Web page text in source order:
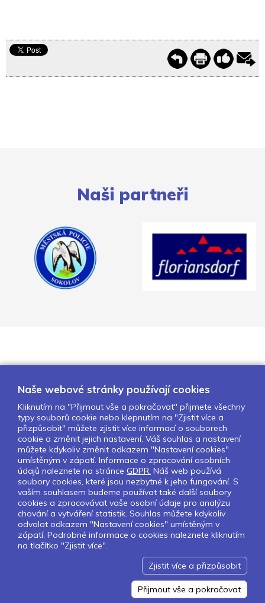
Naši partneři
O nás Naše projekty
Pro školy
Partneři
Kontakty
GDPR
Nastavení cookies
Sledujte nás:
Pokud chcete dostávat pravidelný
Newsletter klikněte
Smartware s.r.o. Redakční systém MultiCMS
Naše webové stránky používají cookies
Kliknutím na "Přijmout vše a pokračovat" přijmete všechny
typy souborů cookie nebo klepnutím na "Zjistit více a
přizpůsobit" můžete zjistit více informací o souborech
cookie a změnit jejich nastavení. Váš souhlas a nastavení
můžete kdykoliv změnit odkazem "Nastavení cookies"
umístěným v zápatí. Informace o zpracování osobních
údajů naleznete na stránce GDPR. Náš web používá
soubory cookies, které jsou nezbytné k jeho fungování. S
vaším souhlasem budeme používat také další soubory
cookies a zpracovávat vaše osobní údaje pro analýzu
chování a vytváření statistik. Souhlas můžete kdykoliv
odvolat odkazem "Nastavení cookies" umístěným v
zápatí. Podrobné informace o cookies naleznete kliknutím
na tlačítko "Zjistit více".
Zjistit více a přizpůsobit
Přijmout vše a pokračovat